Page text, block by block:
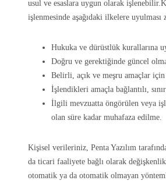
usul ve esaslara uygun olarak
işlenmesinde aşağıdaki ilkelere uyulması
Hukuka ve dürüstlük kurallarına
Doğru ve gerektiğinde güncel
Belirli, açık ve meşru amaçlar için
İşlendikleri amaçla bağlantılı,
İlgili mevzuatta öngörülen veya
olan süre kadar muhafaza edilme.
Kişisel verileriniz, Penta Yazılım
da ticari faaliyete bağlı olarak
otomatik ya da otomatik olmayan